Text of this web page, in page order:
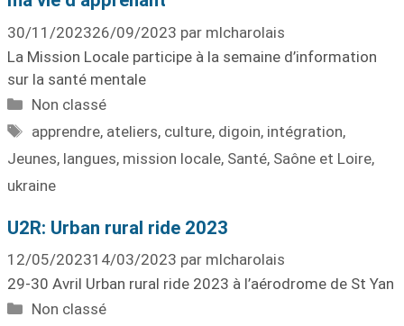
30/11/202326/09/2023 par mlcharolais
La Mission Locale participe à la semaine d’information
sur la santé mentale
Non classé
apprendre, ateliers, culture, digoin, intégration,
Jeunes, langues, mission locale, Santé, Saône et Loire,
ukraine
U2R: Urban rural ride 2023
12/05/202314/03/2023 par mlcharolais
29-30 Avril Urban rural ride 2023 à l’aérodrome de St Yan
Non classé